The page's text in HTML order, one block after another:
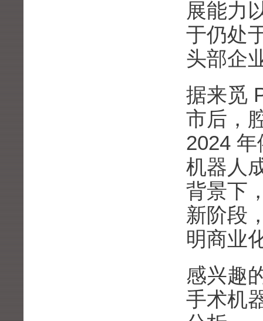
展能力
于仍处
头部企
据来觅
市后，
2024
机器人
背景下
新阶段
明商业
感兴趣
手术机